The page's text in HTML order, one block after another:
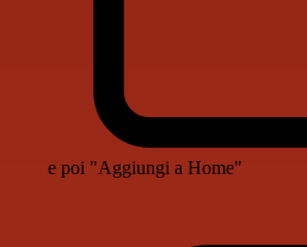
e poi "Aggiungi a Home"